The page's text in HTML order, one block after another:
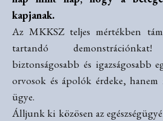
kapjanak.
Az MKKSZ teljes mértékben
tartandó
biztonságosabb és igazságosabb
orvosok és ápolók érdeke,
ügye.
Álljunk ki közösen az